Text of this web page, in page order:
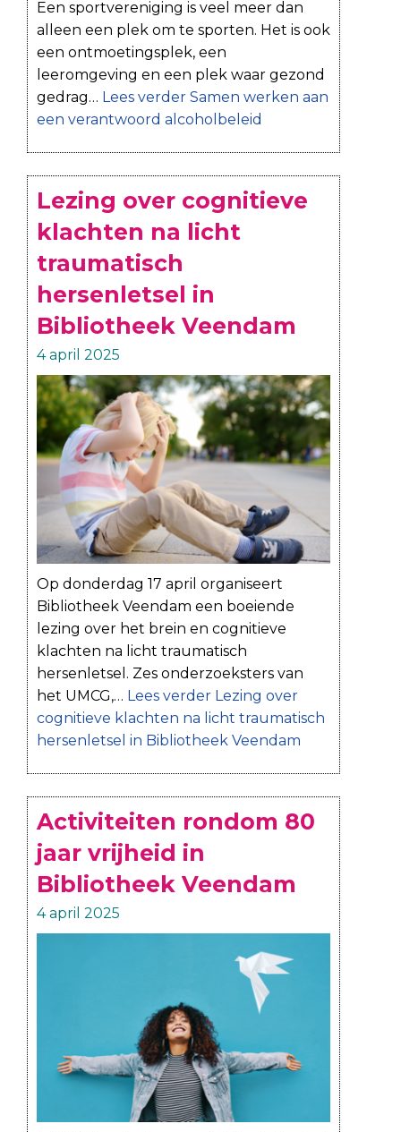
Een sportvereniging is veel meer dan
alleen een plek om te sporten. Het is ook
een ontmoetingsplek, een
leeromgeving en een plek waar gezond
gedrag… Lees verder Samen werken aan
een verantwoord alcoholbeleid
Lezing over cognitieve
klachten na licht
traumatisch
hersenletsel in
Bibliotheek Veendam
4 april 2025
Op donderdag 17 april organiseert
Bibliotheek Veendam een boeiende
lezing over het brein en cognitieve
klachten na licht traumatisch
hersenletsel. Zes onderzoeksters van
het UMCG,… Lees verder Lezing over
cognitieve klachten na licht traumatisch
hersenletsel in Bibliotheek Veendam
Activiteiten rondom 80
jaar vrijheid in
Bibliotheek Veendam
4 april 2025